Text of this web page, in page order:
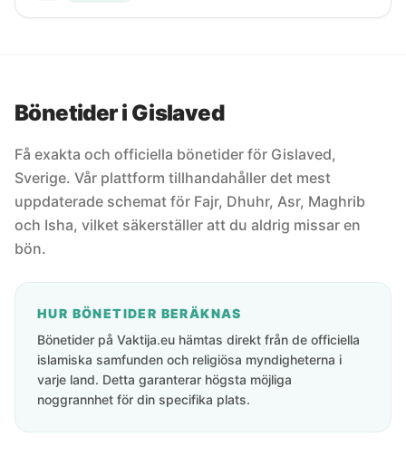
Bönetider i Gislaved
Få exakta och officiella bönetider för Gislaved,
Sverige. Vår plattform tillhandahåller det mest
uppdaterade schemat för Fajr, Dhuhr, Asr, Maghrib
och Isha, vilket säkerställer att du aldrig missar en
bön.
HUR BÖNETIDER BERÄKNAS
Bönetider på Vaktija.eu hämtas direkt från de officiella
islamiska samfunden och religiösa myndigheterna i
varje land. Detta garanterar högsta möjliga
noggrannhet för din specifika plats.